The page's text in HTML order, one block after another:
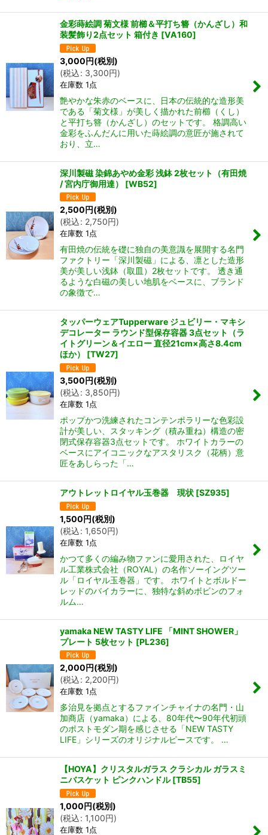
金彩蒔絵調 菊文様 前櫛＆平打ち簪（かんざし）和
装髪飾り2点セット 箱付き [VA160]
3,000円(税別)
(税込: 3,300円)
在庫数 1点
艶やかな朱赤のベースに、日本の伝統的な造形美
である「菊文様」が美しく描かれた前櫛（くし）
と平打ち簪（かんざし）のセットです。 格調高い
金彩をふんだんに用いた蒔絵調の意匠が施されて
おり、立…
深川製磁 染錦あやめ金彩 浅鉢 2枚セット（有田焼
/ 宮内庁御用達）
[WB52]
2,500円(税別)
(税込: 2,750円)
在庫数 1点
有田焼の伝統を礎に独自の美意識を展開する名門
ファクトリー「深川製磁」による、凛とした造形
美が美しい浅鉢（取皿）2枚セットです。 透き通
るような白磁の美しい地肌をベースに、ブランド
の象徴で…
タッパーウェアTupperware ジュビリー・マキシ
デコレーター ラウンド型保存容器 3点セット（ラ
イトグリーン＆イエロー 直径21cm×高さ8.4cm
ほか）
[TW27]
3,500円(税別)
(税込: 3,850円)
在庫数 1点
ポップかつ洗練されたコンテンポラリーな色彩設
計が美しい、スタッキング（積み重ね）構造の密
閉式保存容器3点セットです。 ホワイトカラーの
ベースにアイコニックなアスタリスク（花柄）意
匠をあしらった「…
アウトレットロイヤル玉巻器 現状 [SZ935]
1,500円(税別)
(税込: 1,650円)
在庫数 1点
かつて多くの編み物ファンに愛用された、ロイヤ
ル工業株式会社（ROYAL）の名作ソーイングツー
ル「ロイヤル玉巻器」です。 ホワイトとボルドー
レッドのバイカラーに、独特な斜めボビンのフォ
ルム…
yamaka NEW TASTY LIFE 「MINT SHOWER」
プレート 5枚セット [PL236]
2,000円(税別)
(税込: 2,200円)
在庫数 1点
多治見を拠点とするファインチャイナの名門・山
加商店（yamaka）による、80年代〜90年代初頭
のポストモダン期を感じさせる「NEW TASTY
LIFE」シリーズのオリジナルピースです。 …
【HOYA】クリスタルガラス クラシカル ガラスミ
ニバスケット ピンクハンドル [TB55]
1,000円(税別)
(税込: 1,100円)
在庫数 1点